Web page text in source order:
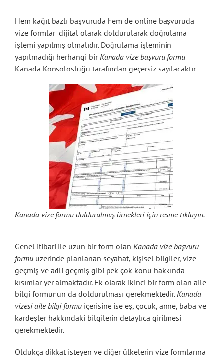
Hem kağıt bazlı başvuruda hem de online başvuruda
vize formları dijital olarak doldurularak doğrulama
işlemi yapılmış olmalıdır. Doğrulama işleminin
yapılmadığı herhangi bir Kanada vize başvuru formu
Kanada Konsolosluğu tarafından geçersiz sayılacaktır.
Kanada vize formu doldurulmuş örnekleri için resme tıklayın.
Genel itibari ile uzun bir form olan Kanada vize başvuru
formu üzerinde planlanan seyahat, kişisel bilgiler, vize
geçmiş ve adli geçmiş gibi pek çok konu hakkında
kısımlar yer almaktadır. Ek olarak ikinci bir form olan aile
bilgi formunun da doldurulması gerekmektedir. Kanada
vizesi aile bilgi formu içerisine ise eş, çocuk, anne, baba ve
kardeşler hakkındaki bilgilerin detaylıca girilmesi
gerekmektedir.
Oldukça dikkat isteyen ve diğer ülkelerin vize formlarına